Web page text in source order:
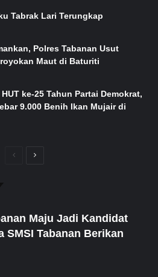
Tabrak Lari Terungkap
Polres Tabanan Usut
Maut di Baturiti
ke-25 Tahun Partai Demokrat,
9.000 Benih Ikan Mujair di
PreviousNext
Maju Jadi Kandidat
SMSI Tabanan Berikan